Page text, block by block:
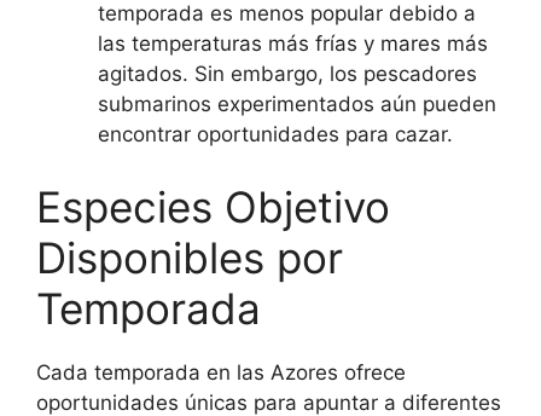
temporada es menos popular debido a
las temperaturas más frías y mares más
agitados. Sin embargo, los pescadores
submarinos experimentados aún pueden
encontrar oportunidades para cazar.
Especies Objetivo
Disponibles por
Temporada
Cada temporada en las Azores ofrece
oportunidades únicas para apuntar a diferentes